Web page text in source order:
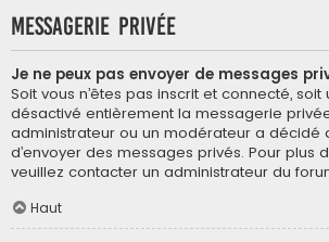
Messagerie privée
Je ne peux pas envoyer de messages
Soit vous n’êtes pas inscrit et connecté,
désactivé entièrement la messagerie
administrateur ou un modérateur a décidé
d’envoyer des messages privés. Pour plus
veuillez contacter un administrateur du
Haut